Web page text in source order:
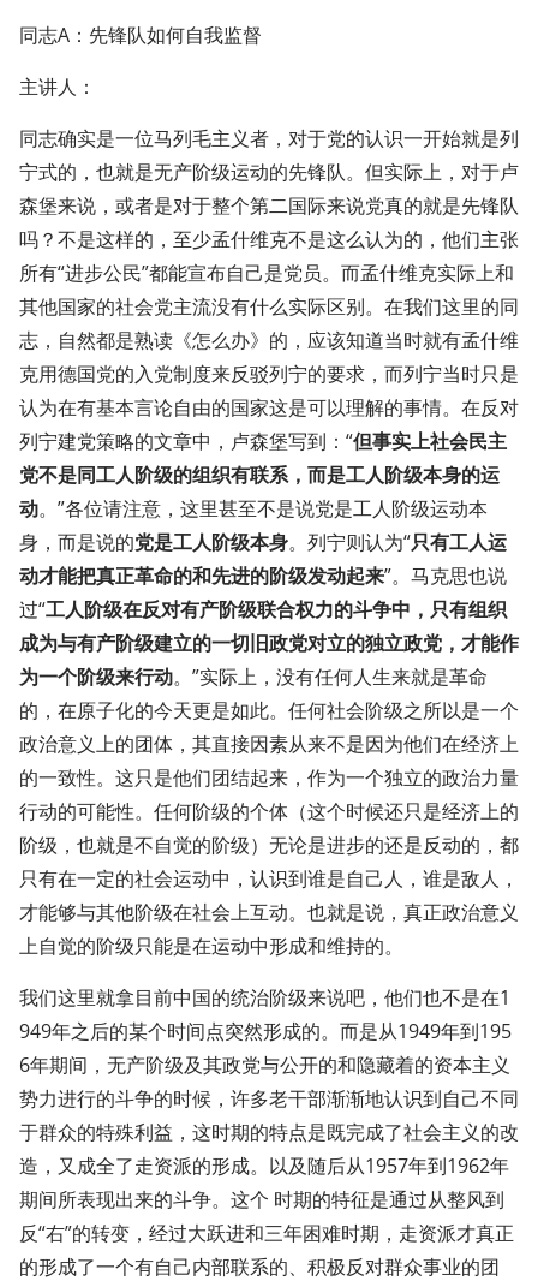
同志A：先锋队如何自我监督
主讲人：
同志确实是一位马列毛主义者，对于党的认识一开始就是列
宁式的，也就是无产阶级运动的先锋队。但实际上，对于卢
森堡来说，或者是对于整个第二国际来说党真的就是先锋队
吗？不是这样的，至少孟什维克不是这么认为的，他们主张
所有“进步公民”都能宣布自己是党员。而孟什维克实际上和
其他国家的社会党主流没有什么实际区别。在我们这里的同
志，自然都是熟读《怎么办》的，应该知道当时就有孟什维
克用德国党的入党制度来反驳列宁的要求，而列宁当时只是
认为在有基本言论自由的国家这是可以理解的事情。在反对
列宁建党策略的文章中，卢森堡写到：“但事实上社会民主
党不是同工人阶级的组织有联系，而是工人阶级本身的运
动。”各位请注意，这里甚至不是说党是工人阶级运动本
身，而是说的党是工人阶级本身。列宁则认为“只有工人运
动才能把真正革命的和先进的阶级发动起来”。马克思也说
过“工人阶级在反对有产阶级联合权力的斗争中，只有组织
成为与有产阶级建立的一切旧政党对立的独立政党，才能作
为一个阶级来行动。”实际上，没有任何人生来就是革命
的，在原子化的今天更是如此。任何社会阶级之所以是一个
政治意义上的团体，其直接因素从来不是因为他们在经济上
的一致性。这只是他们团结起来，作为一个独立的政治力量
行动的可能性。任何阶级的个体（这个时候还只是经济上的
阶级，也就是不自觉的阶级）无论是进步的还是反动的，都
只有在一定的社会运动中，认识到谁是自己人，谁是敌人，
才能够与其他阶级在社会上互动。也就是说，真正政治意义
上自觉的阶级只能是在运动中形成和维持的。
我们这里就拿目前中国的统治阶级来说吧，他们也不是在1
949年之后的某个时间点突然形成的。而是从1949年到195
6年期间，无产阶级及其政党与公开的和隐藏着的资本主义
势力进行的斗争的时候，许多老干部渐渐地认识到自己不同
于群众的特殊利益，这时期的特点是既完成了社会主义的改
造，又成全了走资派的形成。以及随后从1957年到1962年
期间所表现出来的斗争。这个 时期的特征是通过从整风到
反“右”的转变，经过大跃进和三年困难时期，走资派才真正
的形成了一个有自己内部联系的、积极反对群众事业的团